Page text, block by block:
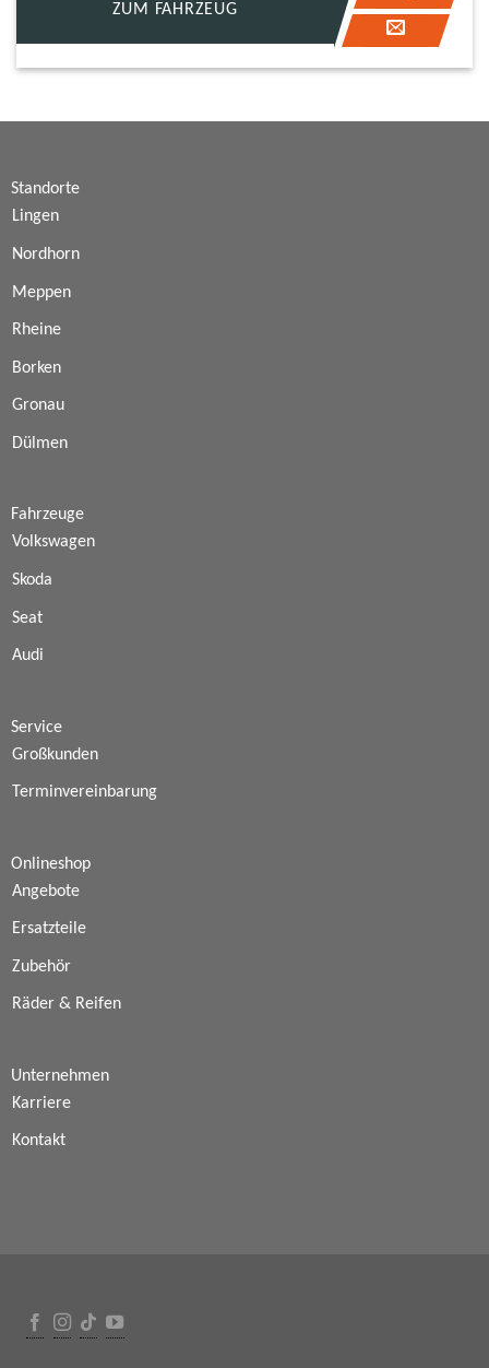
ZUM FAHRZEUG
Standorte
Lingen
Nordhorn
Meppen
Rheine
Borken
Gronau
Dülmen
Fahrzeuge
Volkswagen
Skoda
Seat
Audi
Service
Großkunden
Terminvereinbarung
Onlineshop
Angebote
Ersatzteile
Zubehör
Räder & Reifen
Unternehmen
Karriere
Kontakt